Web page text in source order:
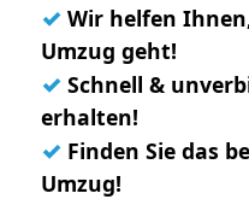
✓ Wir helfen
Umzug geht!
✓ Schnell &
erhalten!
✓ Finden Sie das
Umzug!